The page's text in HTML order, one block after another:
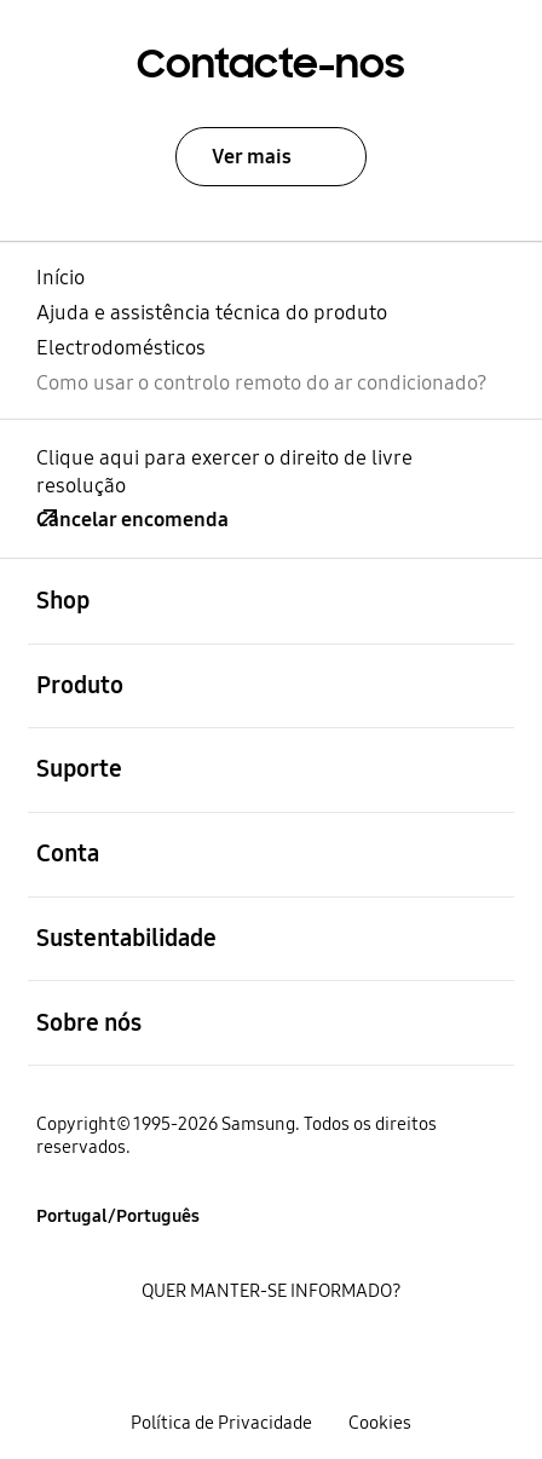
Contacte-nos
Ver mais
Início
Ajuda e assistência técnica do produto
Electrodomésticos
Como usar o controlo remoto do ar condicionado?
Clique aqui para exercer o direito de livre
resolução
Cancelar encomenda
Shop
Produto
Suporte
Conta
Sustentabilidade
Sobre nós
Copyright© 1995-2026 Samsung. Todos os direitos
reservados.
Portugal/Português
Política de Privacidade Cookies
QUER MANTER-SE INFORMADO?